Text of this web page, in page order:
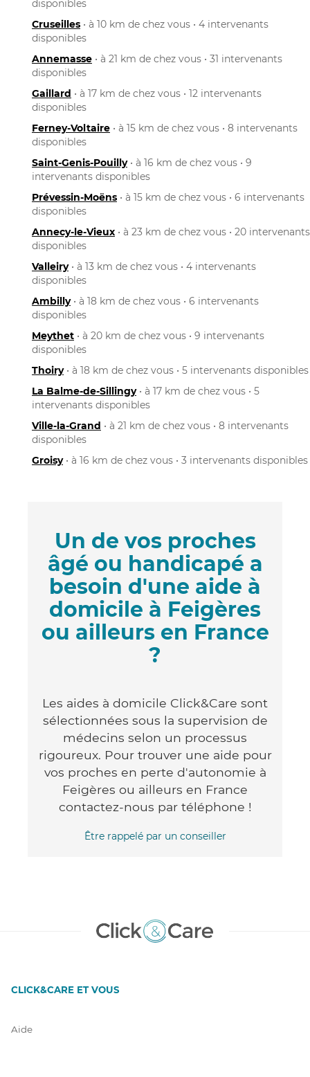
disponibles
Cruseilles • à 10 km de chez vous • 4 intervenants
disponibles
Annemasse • à 21 km de chez vous • 31 intervenants
disponibles
Gaillard • à 17 km de chez vous • 12 intervenants
disponibles
Ferney-Voltaire • à 15 km de chez vous • 8 intervenants
disponibles
Saint-Genis-Pouilly• à 16 km de chez vous • 9
intervenants disponibles
Prévessin-Moëns • à 15 km de chez vous • 6 intervenants
disponibles
Annecy-le-Vieux • à 23 km de chez vous • 20 intervenants
disponibles
Valleiry• à 13 km de chez vous • 4 intervenants
disponibles
Ambilly• à 18 km de chez vous • 6 intervenants
disponibles
Meythet • à 20 km de chez vous • 9 intervenants
disponibles
Thoiry• à 18 km de chez vous • 5 intervenants disponibles
La Balme-de-Sillingy• à 17 km de chez vous • 5
intervenants disponibles
Ville-la-Grand • à 21 km de chez vous • 8 intervenants
disponibles
Groisy• à 16 km de chez vous • 3 intervenants disponibles
Un de vos proches
âgé ou handicapé a
besoin d'une aide à
domicile à Feigères
ou ailleurs en France
?
Les aides à domicile Click&Care sont
sélectionnées sous la supervision de
médecins selon un processus
rigoureux. Pour trouver une aide pour
vos proches en perte d'autonomie à
Feigères ou ailleurs en France
contactez-nous par téléphone !
Être rappelé par un conseiller
CLICK&CARE ET VOUS
Aide